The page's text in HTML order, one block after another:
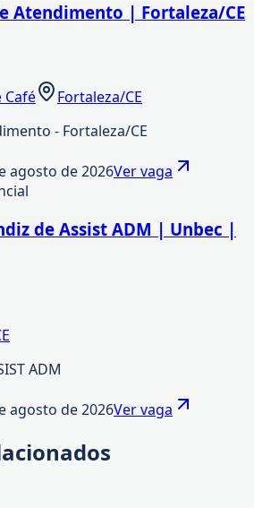
Atendimento | Fortaleza/CE
Café
Fortaleza/CE
- Fortaleza/CE
agosto de 2026Ver vaga
de Assist ADM | Unbec |
ADM
agosto de 2026Ver vaga